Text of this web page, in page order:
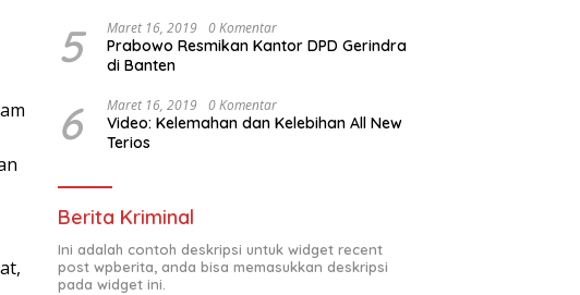
5 Maret 16, 2019 0 Komentar
Prabowo Resmikan Kantor DPD Gerindra
di Banten
6 Maret 16, 2019 0 Komentar
Video: Kelemahan dan Kelebihan All New
Terios
Berita Kriminal
Ini adalah contoh deskripsi untuk widget recent
post wpberita, anda bisa memasukkan deskripsi
pada widget ini.